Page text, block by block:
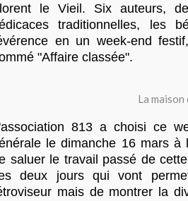
le Vieil. Six auteurs,
traditionnelles, les
en un week-end
"Affaire classée".
La maison
813 a choisi ce
le dimanche 16 mars à
saluer le travail passé de
deux jours qui vont
mais de montrer la